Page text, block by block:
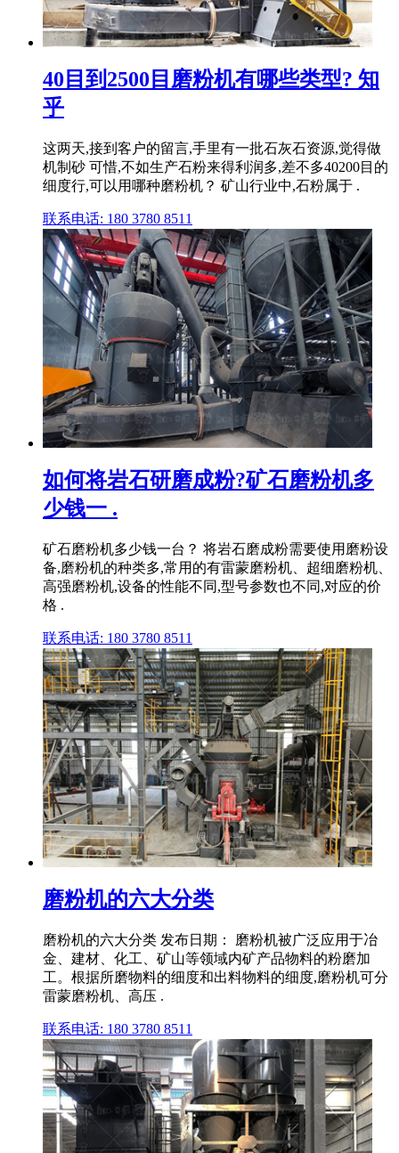
40目到2500目磨粉机有哪些类型? 知
乎
这两天,接到客户的留言,手里有一批石灰石资源,觉得做
机制砂 可惜,不如生产石粉来得利润多,差不多40200目的
细度行,可以用哪种磨粉机？ 矿山行业中,石粉属于 .
联系电话: 180 3780 8511
如何将岩石研磨成粉?矿石磨粉机多
少钱一 .
矿石磨粉机多少钱一台？ 将岩石磨成粉需要使用磨粉设
备,磨粉机的种类多,常用的有雷蒙磨粉机、超细磨粉机、
高强磨粉机,设备的性能不同,型号参数也不同,对应的价
格 .
联系电话: 180 3780 8511
磨粉机的六大分类
磨粉机的六大分类 发布日期： 磨粉机被广泛应用于冶
金、建材、化工、矿山等领域内矿产品物料的粉磨加
工。根据所磨物料的细度和出料物料的细度,磨粉机可分
雷蒙磨粉机、高压 .
联系电话: 180 3780 8511